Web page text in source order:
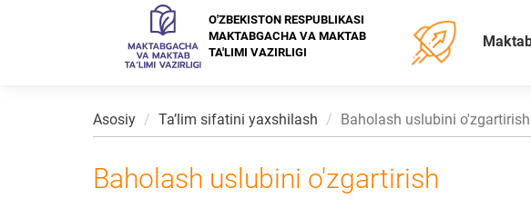
O'ZBEKISTON RESPUBLIKASI
MAKTABGACHA VA MAKTAB
TA'LIMI VAZIRLIGI
Asosiy Taʼlim sifatini yaxshilash Baholash uslubini o'zgartirish
Baholash uslubini o'zgartirish